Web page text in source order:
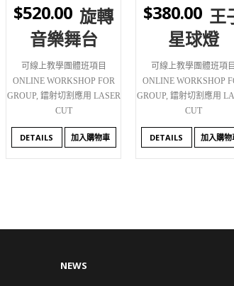
WISHLIST
$520.00 旋轉
音樂舞台
可線上教學團體班項目
ONLINE WORKSHOP FOR
GROUP, 鐳射切割應用 LASER
CUT
DETAILS 加入購物車
WISHLIST
$380.00 王
星球燈
可線上教學團體班項目
ONLINE WORKSHOP
GROUP, 鐳射切割應用
CUT
DETAILS 加入購物
NEWS